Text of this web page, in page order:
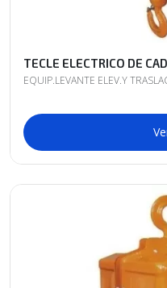
TECLE ELECTRICO DE
EQUIP.LEVANTE ELEV.Y